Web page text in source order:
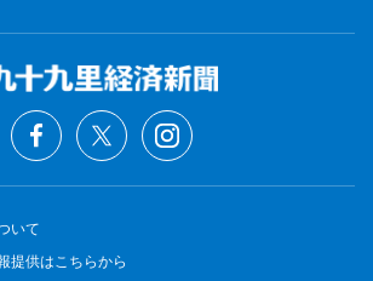
いて
提供はこちらから